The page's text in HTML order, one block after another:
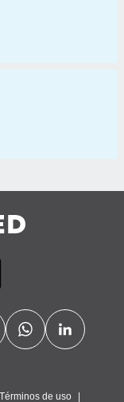
Términos de uso